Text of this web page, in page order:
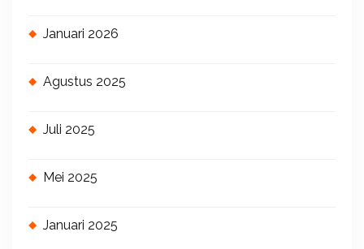
Januari 2026
Agustus 2025
Juli 2025
Mei 2025
Januari 2025